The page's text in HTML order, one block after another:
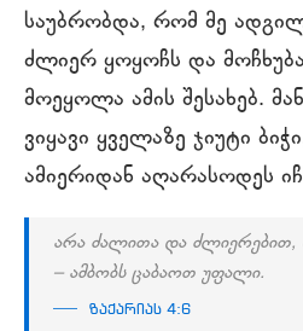
საუბრობდა, რომ მე
ძლიერ ყოყოჩს და
მოეყოლა ამის შესახებ.
ვიყავი ყველაზე ჯიუტი
ამიერიდან აღარასოდეს
არა ძალითა და ძლიერებით,
– ამბობს ცაბაოთ უფალი.
ზაქარიას 4:6